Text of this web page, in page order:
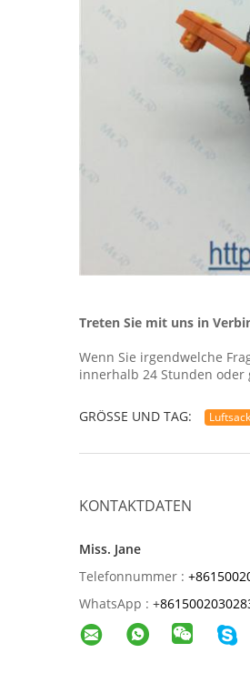
Treten Sie mit uns in
Wenn Sie irgendwelche
innerhalb 24 Stunden oder
GRÖSSE UND TAG:
KONTAKTDATEN
Miss. Jane
Telefonnummer :
WhatsApp : +